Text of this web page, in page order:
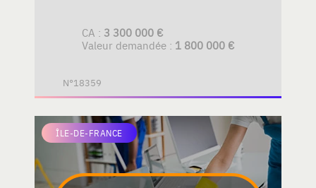
CA : 3 300 000 €
Valeur demandée : 1 800 000 €
N°18359
ÎLE-DE-FRANCE